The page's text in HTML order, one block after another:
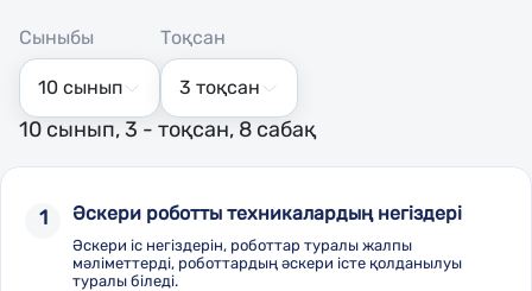
10 сынып, 3 - тоқсан, 8 сабақ
Сыныбы
10 сынып
Тоқсан
3 тоқсан
1 Әскери роботты техникалардың негіздері
Әскери іс негіздерін, роботтар туралы жалпы
мәліметтерді, роботтардың әскери істе қолданылуы
туралы біледі.